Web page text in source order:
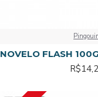
NOVELO FLASH